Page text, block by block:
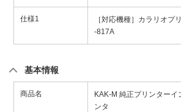
仕様1
［対応機種］カラリオプ
-817A
基本情報
商品名
KAK-M 純正プリンター
ンタ